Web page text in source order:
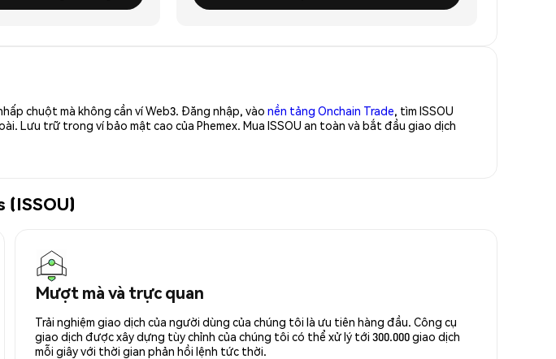
chuột mà không cần ví Web3. Đăng nhập, vào nền tảng Onchain Trade, tìm ISSOU
Lưu trữ trong ví bảo mật cao của Phemex. Mua ISSOU an toàn và bắt đầu giao dịch
(ISSOU)
Mượt mà và trực quan
Trải nghiệm giao dịch của người dùng của chúng tôi là ưu tiên hàng đầu. Công cụ
giao dịch được xây dựng tùy chỉnh của chúng tôi có thể xử lý tới 300.000 giao dịch
mỗi giây với thời gian phản hồi lệnh tức thời.